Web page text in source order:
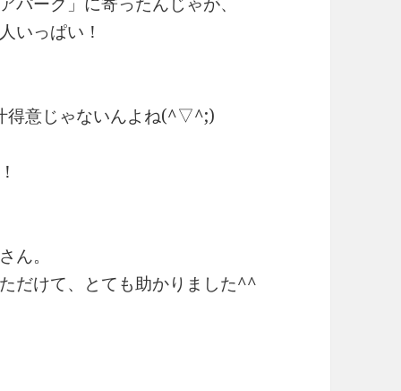
いっぱい！
得意じゃないんよね(^▽^;)
ん。
だけて、とても助かりました^^